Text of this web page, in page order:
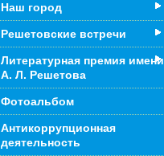
Наш город
Решетовские встречи
Литературная премия имени
А. Л. Решетова
Фотоальбом
Антикоррупционная
деятельность